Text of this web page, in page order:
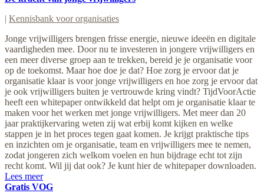
| Kennisbank voor organisaties
Jonge vrijwilligers brengen frisse energie, nieuwe ideeën en digitale
vaardigheden mee. Door nu te investeren in jongere vrijwilligers en
een meer diverse groep aan te trekken, bereid je je organisatie voor
op de toekomst. Maar hoe doe je dat? Hoe zorg je ervoor dat je
organisatie klaar is voor jonge vrijwilligers en hoe zorg je ervoor dat
je ook vrijwilligers buiten je vertrouwde kring vindt? TijdVoorActie
heeft een whitepaper ontwikkeld dat helpt om je organisatie klaar te
maken voor het werken met jonge vrijwilligers. Met meer dan 20
jaar praktijkervaring weten zij wat erbij komt kijken en welke
stappen je in het proces tegen gaat komen. Je krijgt praktische tips
en inzichten om je organisatie, team en vrijwilligers mee te nemen,
zodat jongeren zich welkom voelen en hun bijdrage echt tot zijn
recht komt. Wil jij dat ook? Je kunt hier de whitepaper downloaden.
Lees meer
Gratis VOG